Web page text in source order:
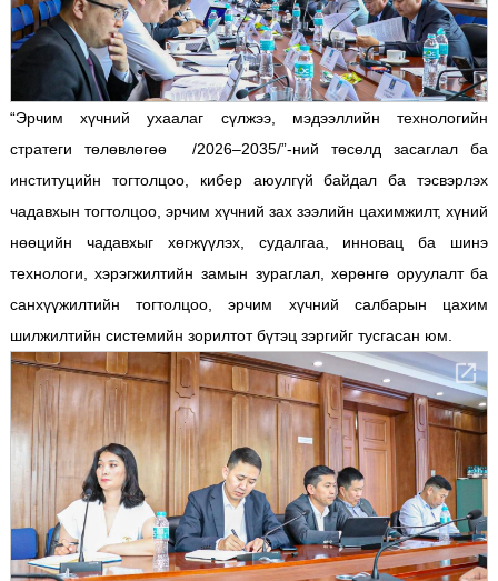
“Эрчим хүчний ухаалаг сүлжээ, мэдээллийн технологийн
стратеги төлөвлөгөө /2026–2035/”-ний төсөлд засаглал ба
институцийн тогтолцоо, кибер аюулгүй байдал ба тэсвэрлэх
чадавхын тогтолцоо, эрчим хүчний зах зээлийн цахимжилт, хүний
нөөцийн чадавхыг хөгжүүлэх, судалгаа, инновац ба шинэ
технологи, хэрэгжилтийн замын зураглал, хөрөнгө оруулалт ба
санхүүжилтийн тогтолцоо, эрчим хүчний салбарын цахим
шилжилтийн системийн зорилтот бүтэц зэргийг тусгасан юм.